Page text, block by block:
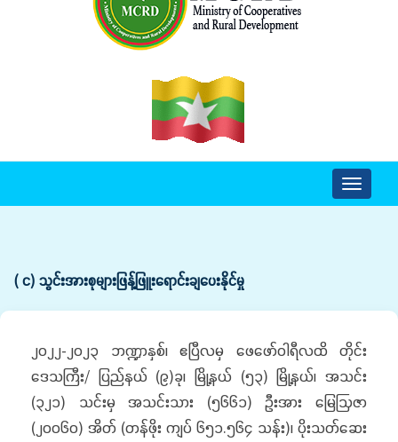
Toggle
( င) သွင်းအားစုများဖြန့်ဖြူးရောင်းချပေးနိုင်မှု
၂၀၂၂-၂၀၂၃ ဘဏ္ဍာနှစ်၊ ဧပြီလမှ ဖေဖော်ဝါရီလထိ တိုင်း
ဒေသကြီး/ ပြည်နယ် (၉)ခု၊ မြို့နယ် (၅၃) မြို့နယ်၊ အသင်း
(၃၂၁) သင်းမှ အသင်းသား (၅၆၆၁) ဦးအား မြေဩဇာ
(၂၀၀၆၀) အိတ် (တန်ဖိုး ကျပ် ၆၅၁.၅၆၄ သန်း)၊ ပိုးသတ်ဆေး